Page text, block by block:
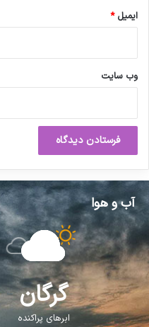
ایمیل*
وب‌ سایت
آب و هوا
گرگان
ابرهای پراکنده